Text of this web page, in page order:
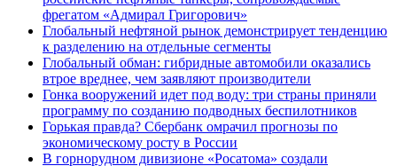
фрегатом «Адмирал Григорович»
Глобальный нефтяной рынок демонстрирует тенденцию
к разделению на отдельные сегменты
Глобальный обман: гибридные автомобили оказались
втрое вреднее, чем заявляют производители
Гонка вооружений идет под воду: три страны приняли
программу по созданию подводных беспилотников
Горькая правда? Сбербанк омрачил прогнозы по
экономическому росту в России
В горнорудном дивизионе «Росатома» создали